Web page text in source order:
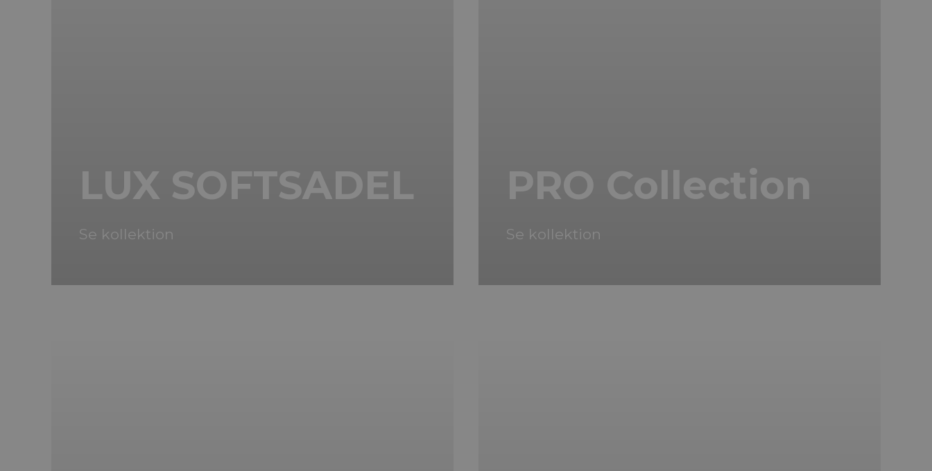
LUX SOFTSADEL
Se kollektion
PRO Collection
Se kollektion